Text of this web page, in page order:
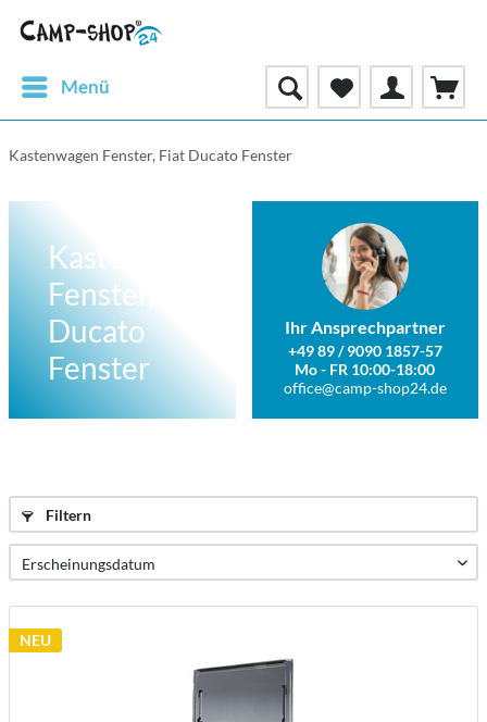
Menü
Kastenwagen Fenster, Fiat Ducato Fenster
Kastenwagen
Fenster, Fiat
Ducato
Fenster
Ihr Ansprechpartner
+49 89 / 9090 1857-57
Mo - FR 10:00-18:00
office@camp-shop24.de
Filtern
NEU